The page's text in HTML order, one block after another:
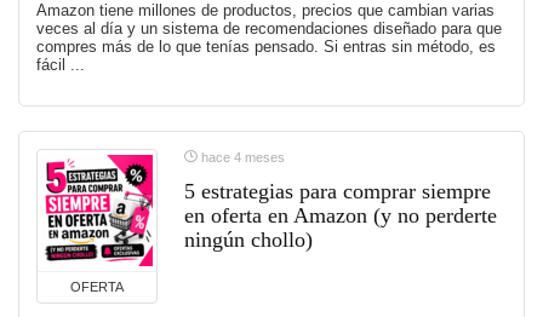
Amazon tiene millones de productos, precios que cambian varias
veces al día y un sistema de recomendaciones diseñado para que
compres más de lo que tenías pensado. Si entras sin método, es
fácil ...
OFERTA
hace 4 meses
5 estrategias para comprar siempre
en oferta en Amazon (y no perderte
ningún chollo)